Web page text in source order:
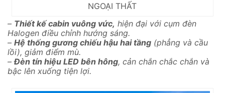
NGOẠI THẤT
– Thiết kế cabin vuông vức, hiện đại với cụm đèn
Halogen điều chỉnh hướng sáng.
– Hệ thống gương chiếu hậu hai tầng (phẳng và cầu
lồi), giảm điểm mù.
–Đèn tín hiệu LED bên hông, cản chắn chắc chắn và
bậc lên xuống tiện lợi.